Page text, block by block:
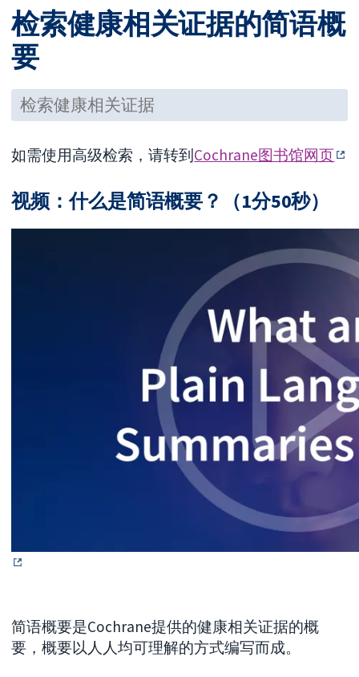
检索健康相关证据的简语概
要
如需使用高级检索，请转到Cochrane图书馆网页
视频：什么是简语概要？（1分50秒）
简语概要是Cochrane提供的健康相关证据的概
要，概要以人人均可理解的方式编写而成。